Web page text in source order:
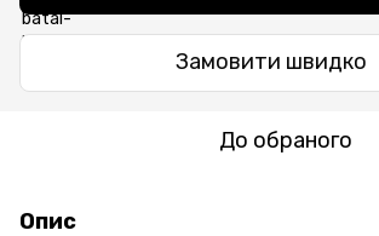
Замовити швидко
До обраного
Опис